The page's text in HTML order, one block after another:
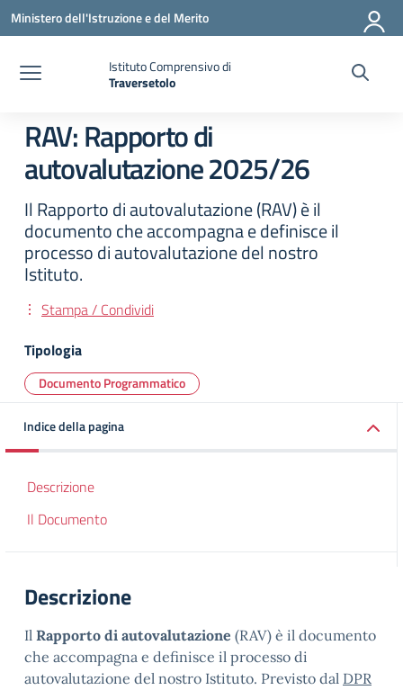
Vai ai contenuti
Vai al menu di navigazione
Vai al footer
Ministero dell'Istruzione e del Merito
Istituto Comprensivo di
Traversetolo
RAV: Rapporto di
autovalutazione 2025/26
Il Rapporto di autovalutazione (RAV) è il
documento che accompagna e definisce il
processo di autovalutazione del nostro
Istituto.
Stampa / Condividi
Tipologia
Documento Programmatico
Indice della pagina
Descrizione
Il Documento
Descrizione
Il Rapporto di autovalutazione (RAV) è il documento
che accompagna e definisce il processo di
autovalutazione del nostro Istituto. Previsto dal DPR